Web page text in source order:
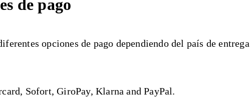
de pago
opciones de pago dependiendo del país de
Sofort, GiroPay, Klarna and PayPal.